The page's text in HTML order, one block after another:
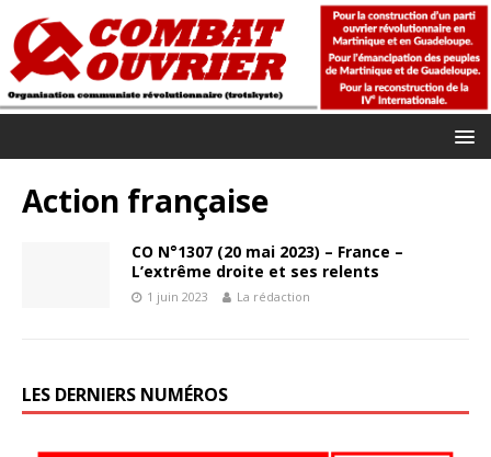
Action française
CO N°1307 (20 mai 2023) – France –
L’extrême droite et ses relents
1 juin 2023 La rédaction
LES DERNIERS NUMÉROS